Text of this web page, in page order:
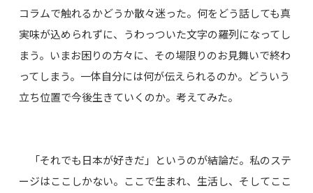
コラムで触れるかどうか散々迷った。何をどう話しても真
実味が込められずに、うわっついた文字の羅列になってし
まう。いまお困りの方々に、その場限りのお見舞いで終わ
ってしまう。一体自分には何が伝えられるのか。どういう
立ち位置で今後生きていくのか。考えてみた。
「それでも日本が好きだ」というのが結論だ。私のステ
ージはここしかない。ここで生まれ、生活し、そしてここ